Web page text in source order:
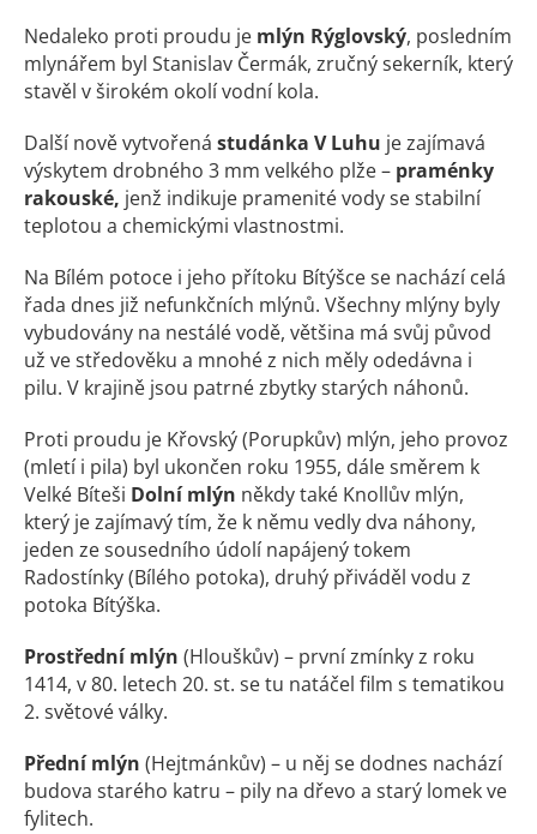
Nedaleko proti proudu je mlýn Rýglovský, posledním
mlynářem byl Stanislav Čermák, zručný sekerník, který
stavěl v širokém okolí vodní kola.
Další nově vytvořená studánka V Luhu je zajímavá
výskytem drobného 3 mm velkého plže – praménky
rakouské, jenž indikuje pramenité vody se stabilní
teplotou a chemickými vlastnostmi.
Na Bílém potoce i jeho přítoku Bítýšce se nachází celá
řada dnes již nefunkčních mlýnů. Všechny mlýny byly
vybudovány na nestálé vodě, většina má svůj původ
už ve středověku a mnohé z nich měly odedávna i
pilu. V krajině jsou patrné zbytky starých náhonů.
Proti proudu je Křovský (Porupkův) mlýn, jeho provoz
(mletí i pila) byl ukončen roku 1955, dále směrem k
Velké Bíteši Dolní mlýn někdy také Knollův mlýn,
který je zajímavý tím, že k němu vedly dva náhony,
jeden ze sousedního údolí napájený tokem
Radostínky (Bílého potoka), druhý přiváděl vodu z
potoka Bítýška.
Prostřední mlýn (Hlouškův) – první zmínky z roku
1414, v 80. letech 20. st. se tu natáčel film s tematikou
2. světové války.
Přední mlýn (Hejtmánkův) – u něj se dodnes nachází
budova starého katru – pily na dřevo a starý lomek ve
fylitech.